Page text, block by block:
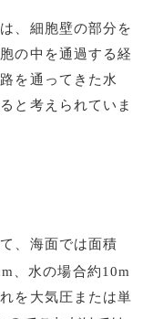
、細胞壁の部分を
の中を通過する経
を通ってきた水
と考えられていま
、海面では面積
、水の場合約10m
を大気圧または単